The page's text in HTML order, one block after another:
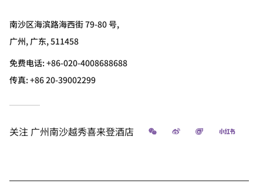
南沙区海滨路海西街 79-80 号,
广州, 广东, 511458
免费电话:+86-020-4008688688
传真:+86 20-39002299
关注 广州南沙越秀喜来登酒店 微信 微博 飞猪 小红书